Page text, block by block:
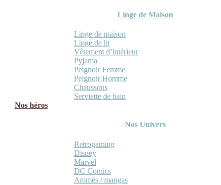
Linge de Maison
Linge de maison
Linge de lit
Vêtement d’intérieur
Pyjama
Peignoir Femme
Peignoir Homme
Chaussons
Serviette de bain
Nos héros
Nos Univers
Retrogaming
Disney
Marvel
DC Comics
Animés / mangas